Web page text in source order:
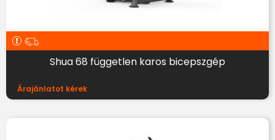
Shua 68 független karos bicepszgép
Árajánlatot kérek